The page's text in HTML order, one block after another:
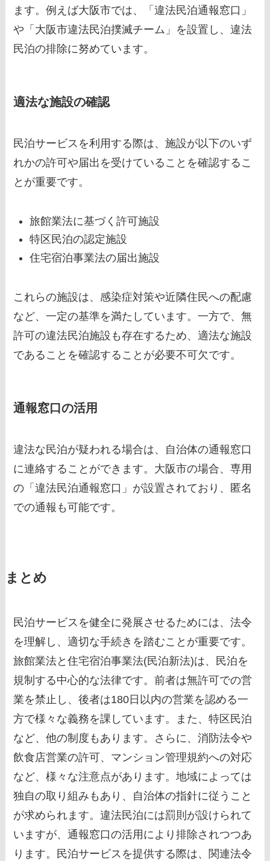
ます。例えば大阪市では、「違法民泊通報窓口」
や「大阪市違法民泊撲滅チーム」を設置し、違法
民泊の排除に努めています。
適法な施設の確認
民泊サービスを利用する際は、施設が以下のいず
れかの許可や届出を受けていることを確認するこ
とが重要です。
旅館業法に基づく許可施設
特区民泊の認定施設
住宅宿泊事業法の届出施設
これらの施設は、感染症対策や近隣住民への配慮
など、一定の基準を満たしています。一方で、無
許可の違法民泊施設も存在するため、適法な施設
であることを確認することが必要不可欠です。
通報窓口の活用
違法な民泊が疑われる場合は、自治体の通報窓口
に連絡することができます。大阪市の場合、専用
の「違法民泊通報窓口」が設置されており、匿名
での通報も可能です。
まとめ
民泊サービスを健全に発展させるためには、法令
を理解し、適切な手続きを踏むことが重要です。
旅館業法と住宅宿泊事業法(民泊新法)は、民泊を
規制する中心的な法律です。前者は無許可での営
業を禁止し、後者は180日以内の営業を認める一
方で様々な義務を課しています。また、特区民泊
など、他の制度もあります。さらに、消防法令や
飲食店営業の許可、マンション管理規約への対応
など、様々な注意点があります。地域によっては
独自の取り組みもあり、自治体の指針に従うこと
が求められます。違法民泊には罰則が設けられて
いますが、通報窓口の活用により排除されつつあ
ります。民泊サービスを提供する際は、関連法令